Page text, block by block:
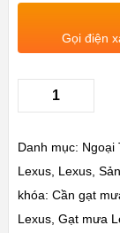
Gọi điện
Danh mục: Ngoại
Lexus, Lexus,
khóa: Cần gạt
Lexus, Gạt mưa